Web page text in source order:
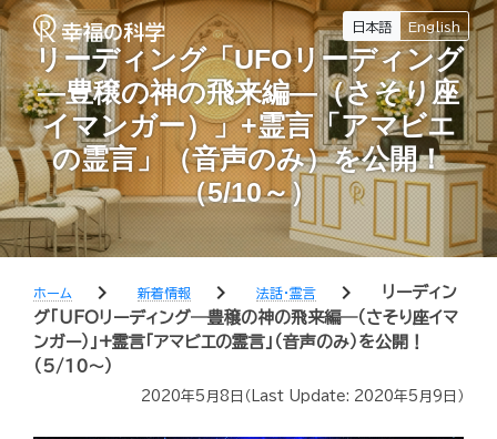
日本語 English
リーディング「UFOリーディング
―豊穣の神の飛来編―（さそり座
イマンガー）」+霊言「アマビエ
の霊言」（音声のみ）を公開！
（5/10～）
ホーム chevron_right 新着情報 chevron_right 法話・霊言 chevron_right
リーディン
グ「UFOリーディング―豊穣の神の飛来編―（さそり座イマ
ンガー）」+霊言「アマビエの霊言」（音声のみ）を公開！
（5/10～）
2020年5月8日 （Last Update: 2020年5月9日 ）